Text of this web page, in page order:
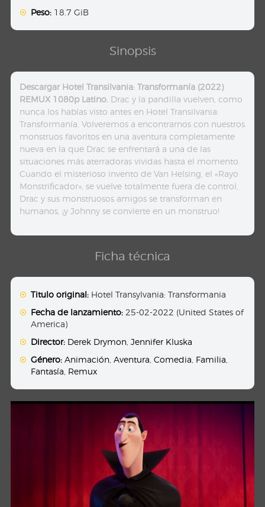
Peso: 18.7 GiB
Sinopsis
Descargar Hotel Transilvania: Transformanía (2022)
REMUX 1080p Latino. Drac y la pandilla vuelven, como
nunca los habías visto antes en Hotel Transilvania:
Transformanía. Volveremos a encontrarnos con nuestros
monstruos favoritos en una aventura completamente
nueva en la que Drac se enfrentará a una de las
situaciones más aterradoras vividas hasta el momento.
Cuando el misterioso invento de Van Helsing, el «Rayo
Monstrificador», se vuelve totalmente fuera de control,
Drac y sus monstruosos amigos se transforman en
humanos, ¡y Johnny se convierte en un monstruo!
Ficha técnica
Titulo original: Hotel Transylvania: Transformania
Fecha de lanzamiento: 25-02-2022 (United States of
America)
Director: Derek Drymon ,Jennifer Kluska
Género: Animación ,Aventura ,Comedia Familia
Fantasía Remux